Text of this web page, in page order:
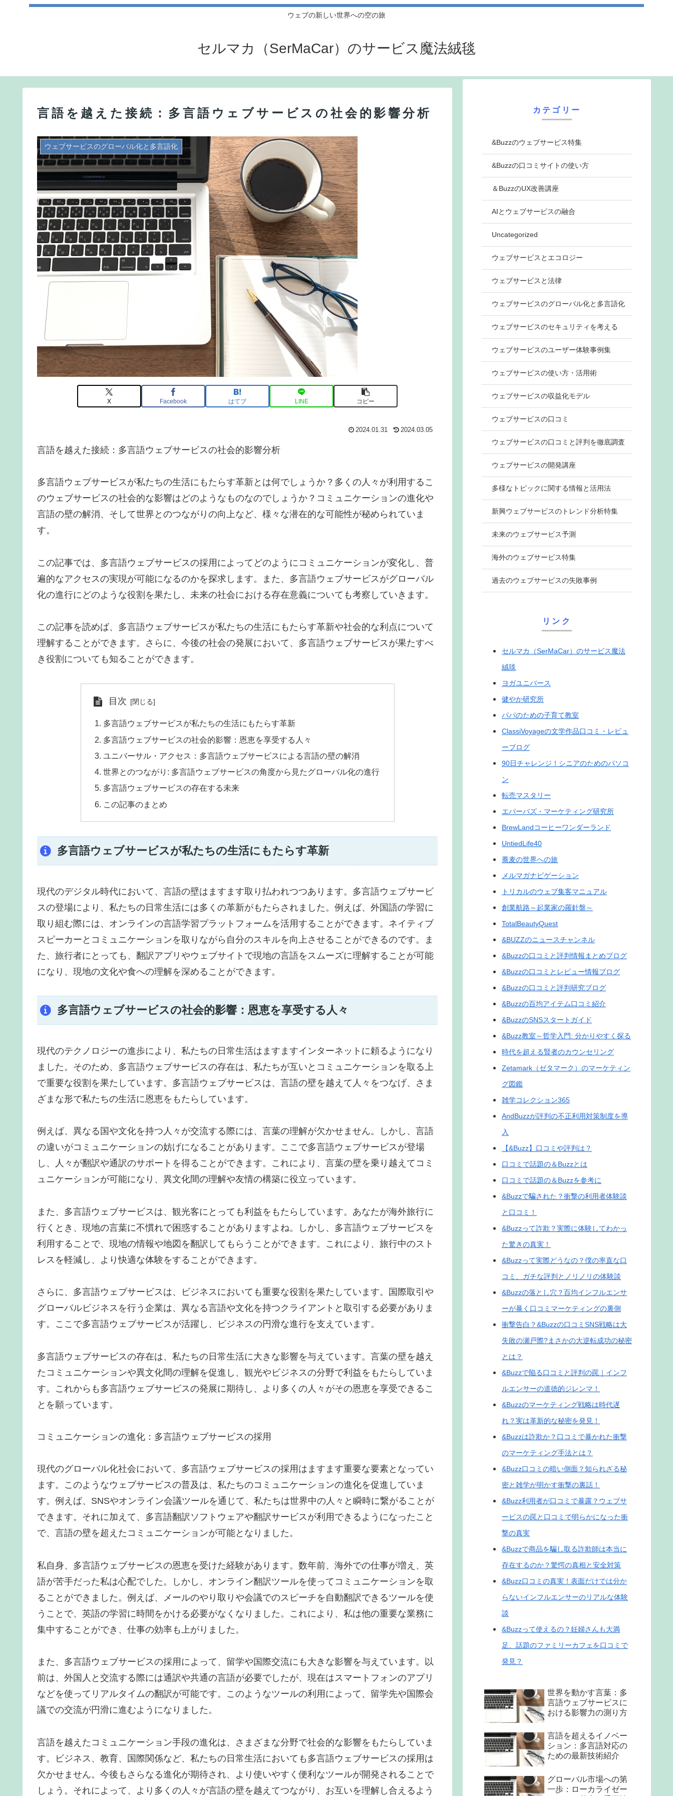
ウェブの新しい世界への空の旅
セルマカ（SerMaCar）のサービス魔法絨毯
言語を越えた接続：多言語ウェブサービスの社会的影響分析
ウェブサービスのグローバル化と多言語化
X Facebook はてブ LINE コピー
2024.01.31 2024.03.05
言語を越えた接続：多言語ウェブサービスの社会的影響分析
多言語ウェブサービスが私たちの生活にもたらす革新とは何でしょうか？多くの人々が利用するこ
のウェブサービスの社会的な影響はどのようなものなのでしょうか？コミュニケーションの進化や
言語の壁の解消、そして世界とのつながりの向上など、様々な潜在的な可能性が秘められていま
す。
この記事では、多言語ウェブサービスの採用によってどのようにコミュニケーションが変化し、普
遍的なアクセスの実現が可能になるのかを探求します。また、多言語ウェブサービスがグローバル
化の進行にどのような役割を果たし、未来の社会における存在意義についても考察していきます。
この記事を読めば、多言語ウェブサービスが私たちの生活にもたらす革新や社会的な利点について
理解することができます。さらに、今後の社会の発展において、多言語ウェブサービスが果たすべ
き役割についても知ることができます。
目次
多言語ウェブサービスが私たちの生活にもたらす革新
多言語ウェブサービスの社会的影響：恩恵を享受する人々
ユニバーサル・アクセス：多言語ウェブサービスによる言語の壁の解消
世界とのつながり: 多言語ウェブサービスの角度から見たグローバル化の進行
多言語ウェブサービスの存在する未来
この記事のまとめ
多言語ウェブサービスが私たちの生活にもたらす革新
現代のデジタル時代において、言語の壁はますます取り払われつつあります。多言語ウェブサービ
スの登場により、私たちの日常生活には多くの革新がもたらされました。例えば、外国語の学習に
取り組む際には、オンラインの言語学習プラットフォームを活用することができます。ネイティブ
スピーカーとコミュニケーションを取りながら自分のスキルを向上させることができるのです。ま
た、旅行者にとっても、翻訳アプリやウェブサイトで現地の言語をスムーズに理解することが可能
になり、現地の文化や食への理解を深めることができます。
多言語ウェブサービスの社会的影響：恩恵を享受する人々
現代のテクノロジーの進歩により、私たちの日常生活はますますインターネットに頼るようになり
ました。そのため、多言語ウェブサービスの存在は、私たちが互いとコミュニケーションを取る上
で重要な役割を果たしています。多言語ウェブサービスは、言語の壁を越えて人々をつなげ、さま
ざまな形で私たちの生活に恩恵をもたらしています。
例えば、異なる国や文化を持つ人々が交流する際には、言葉の理解が欠かせません。しかし、言語
の違いがコミュニケーションの妨げになることがあります。ここで多言語ウェブサービスが登場
し、人々が翻訳や通訳のサポートを得ることができます。これにより、言葉の壁を乗り越えてコミ
ュニケーションが可能になり、異文化間の理解や友情の構築に役立っています。
また、多言語ウェブサービスは、観光客にとっても利益をもたらしています。あなたが海外旅行に
行くとき、現地の言葉に不慣れで困惑することがありますよね。しかし、多言語ウェブサービスを
利用することで、現地の情報や地図を翻訳してもらうことができます。これにより、旅行中のスト
レスを軽減し、より快適な体験をすることができます。
さらに、多言語ウェブサービスは、ビジネスにおいても重要な役割を果たしています。国際取引や
グローバルビジネスを行う企業は、異なる言語や文化を持つクライアントと取引する必要がありま
す。ここで多言語ウェブサービスが活躍し、ビジネスの円滑な進行を支えています。
多言語ウェブサービスの存在は、私たちの日常生活に大きな影響を与えています。言葉の壁を越え
たコミュニケーションや異文化間の理解を促進し、観光やビジネスの分野で利益をもたらしていま
す。これからも多言語ウェブサービスの発展に期待し、より多くの人々がその恩恵を享受できるこ
とを願っています。
コミュニケーションの進化：多言語ウェブサービスの採用
現代のグローバル化社会において、多言語ウェブサービスの採用はますます重要な要素となってい
ます。このようなウェブサービスの普及は、私たちのコミュニケーションの進化を促進していま
す。例えば、SNSやオンライン会議ツールを通じて、私たちは世界中の人々と瞬時に繋がることが
できます。それに加えて、多言語翻訳ソフトウェアや翻訳サービスが利用できるようになったこと
で、言語の壁を超えたコミュニケーションが可能となりました。
私自身、多言語ウェブサービスの恩恵を受けた経験があります。数年前、海外での仕事が増え、英
語が苦手だった私は心配でした。しかし、オンライン翻訳ツールを使ってコミュニケーションを取
ることができました。例えば、メールのやり取りや会議でのスピーチを自動翻訳できるツールを使
うことで、英語の学習に時間をかける必要がなくなりました。これにより、私は他の重要な業務に
集中することができ、仕事の効率も上がりました。
また、多言語ウェブサービスの採用によって、留学や国際交流にも大きな影響を与えています。以
前は、外国人と交流する際には通訳や共通の言語が必要でしたが、現在はスマートフォンのアプリ
などを使ってリアルタイムの翻訳が可能です。このようなツールの利用によって、留学先や国際会
議での交流が円滑に進むようになりました。
言語を越えたコミュニケーション手段の進化は、さまざまな分野で社会的な影響をもたらしていま
す。ビジネス、教育、国際関係など、私たちの日常生活においても多言語ウェブサービスの採用は
欠かせません。今後もさらなる進化が期待され、より使いやすく便利なツールが開発されることで
しょう。それによって、より多くの人々が言語の壁を越えてつながり、お互いを理解し合えるよう
カテゴリー
&Buzzのウェブサービス特集
&Buzzの口コミサイトの使い方
＆BuzzのUX改善講座
AIとウェブサービスの融合
Uncategorized
ウェブサービスとエコロジー
ウェブサービスと法律
ウェブサービスのグローバル化と多言語化
ウェブサービスのセキュリティを考える
ウェブサービスのユーザー体験事例集
ウェブサービスの使い方・活用術
ウェブサービスの収益化モデル
ウェブサービスの口コミ
ウェブサービスの口コミと評判を徹底調査
ウェブサービスの開発講座
多様なトピックに関する情報と活用法
新興ウェブサービスのトレンド分析特集
未来のウェブサービス予測
海外のウェブサービス特集
過去のウェブサービスの失敗事例
リンク
セルマカ（SerMaCar）のサービス魔法
絨毯
ヨガユニバース
健やか研究所
パパのための子育て教室
ClassiVoyageの文学作品口コミ・レビュ
ーブログ
90日チャレンジ！シニアのためのパソコ
ン
転売マスタリー
エバーバズ・マーケティング研究所
BrewLandコーヒーワンダーランド
UntiedLife40
蕎麦の世界への旅
メルマガナビゲーション
トリカルのウェブ集客マニュアル
創業航路～起業家の羅針盤～
TotalBeautyQuest
&BUZZのニュースチャンネル
&Buzzの口コミと評判情報まとめブログ
&Buzzの口コミとレビュー情報ブログ
&Buzzの口コミと評判研究ブログ
&Buzzの百均アイテム口コミ紹介
&BuzzのSNSスタートガイド
&Buzz教室～哲学入門: 分かりやすく探る
時代を超える賢者のカウンセリング
Zetamark（ゼタマーク）のマーケティン
グ図鑑
雑学コレクション365
AndBuzzが評判の不正利用対策制度を導
入
【&Buzz】口コミや評判は？
口コミで話題の＆Buzzとは
口コミで話題の＆Buzzを参考に
&Buzzで騙された？衝撃の利用者体験談
と口コミ！
&Buzzって詐欺？実際に体験してわかっ
た驚きの真実！
&Buzzって実際どうなの？僕の率直な口
コミ、ガチな評判とノリノリの体験談
&Buzzの落とし穴？百均インフルエンサ
ーが暴く口コミマーケティングの裏側
衝撃告白？&Buzzの口コミSNS戦略は大
失敗の瀬戸際?まさかの大逆転成功の秘密
とは？
&Buzzで陥る口コミと評判の罠｜インフ
ルエンサーの道徳的ジレンマ！
&Buzzのマーケティング戦略は時代遅
れ？実は革新的な秘密を発見！
&Buzzは詐欺か？口コミで暴かれた衝撃
のマーケティング手法とは？
&Buzz口コミの暗い側面？知られざる秘
密と雑学が明かす衝撃の裏話！
&Buzz利用者が口コミで暴露？ウェブサ
ービスの罠と口コミで明らかになった衝
撃の真実
&Buzzで商品を騙し取る詐欺師は本当に
存在するのか？驚愕の真相と安全対策
&Buzz口コミの真実！表面だけでは分か
らないインフルエンサーのリアルな体験
談
&Buzzって使えるの？妊婦さんも大満
足、話題のファミリーカフェを口コミで
発見？
世界を動かす言葉：多
言語ウェブサービスに
おける影響力の測り方
言語を超えるイノベー
ション：多言語対応の
ための最新技術紹介
グローバル市場への第
一歩：ローカライゼー